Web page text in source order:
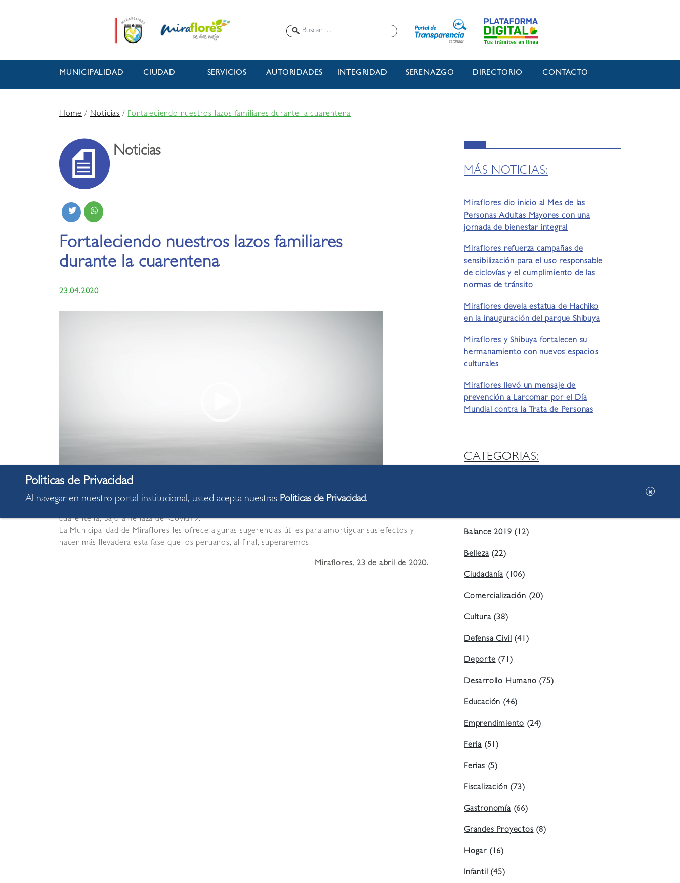
MUNICIPALIDAD CIUDAD SERVICIOS AUTORIDADES INTEGRIDAD SERENAZGO DIRECTORIO CONTACTO
Home/Noticias /Fortaleciendo nuestros lazos familiares durante la cuarentena
Noticias
Fortaleciendo nuestros lazos familiares
durante la cuarentena
23.04.2020
00:00
cuarentena, bajo amenaza del Covid19.
La Municipalidad de Miraflores les ofrece algunas sugerencias útiles para amortiguar sus efectos y
hacer más llevadera esta fase que los peruanos, al final, superaremos.
Miraflores, 23 de abril de 2020.
MÁS NOTICIAS:
Miraflores dio inicio al Mes de las
Personas Adultas Mayores con una
jornada de bienestar integral
Miraflores refuerza campañas de
sensibilización para el uso responsable
de ciclovías y el cumplimiento de las
normas de tránsito
Miraflores devela estatua de Hachiko
en la inauguración del parque Shibuya
Miraflores y Shibuya fortalecen su
hermanamiento con nuevos espacios
culturales
Miraflores llevó un mensaje de
prevención a Larcomar por el Día
Mundial contra la Trata de Personas
CATEGORIAS:
Balance 2019(12)
Belleza(22)
Ciudadanía (106)
Comercialización(20)
Cultura(38)
Defensa Civil(41)
Deporte(71)
Desarrollo Humano(75)
Educación(46)
Emprendimiento(24)
Feria (51)
Ferias(5)
Fiscalización(73)
Gastronomía(66)
Grandes Proyectos(8)
Hogar (16)
Infantil(45)
Al navegar en nuestro portal institucional, usted acepta nuestras Politicas de Privacidad.